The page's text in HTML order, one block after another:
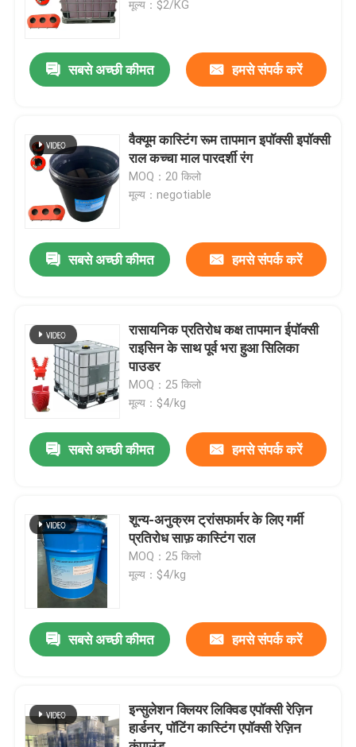
उत्पाद
हमारे बारे में
फैक्टरी यात्रा
हमसे संपर्क करें
समाचार
सभी मामलों
कमरे का तापमान इलाज एपॉक्सी राल
मूल्य：$2/KG
सबसे अच्छी कीमत हमसे संपर्क करें
वैक्यूम कास्टिंग रूम तापमान इपॉक्सी इपॉक्सी
राल कच्चा माल पारदर्शी रंग
MOQ：20 किलो
मूल्य：negotiable
सबसे अच्छी कीमत हमसे संपर्क करें
रासायनिक प्रतिरोध कक्ष तापमान ईपॉक्सी
राइसिन के साथ पूर्व भरा हुआ सिलिका
पाउडर
MOQ：25 किलो
मूल्य：$4/kg
सबसे अच्छी कीमत हमसे संपर्क करें
शून्य-अनुक्रम ट्रांसफार्मर के लिए गर्मी
प्रतिरोध साफ़ कास्टिंग राल
MOQ：25 किलो
मूल्य：$4/kg
सबसे अच्छी कीमत हमसे संपर्क करें
इन्सुलेशन क्लियर लिक्विड एपॉक्सी रेज़िन
हार्डनर, पॉटिंग कास्टिंग एपॉक्सी रेज़िन